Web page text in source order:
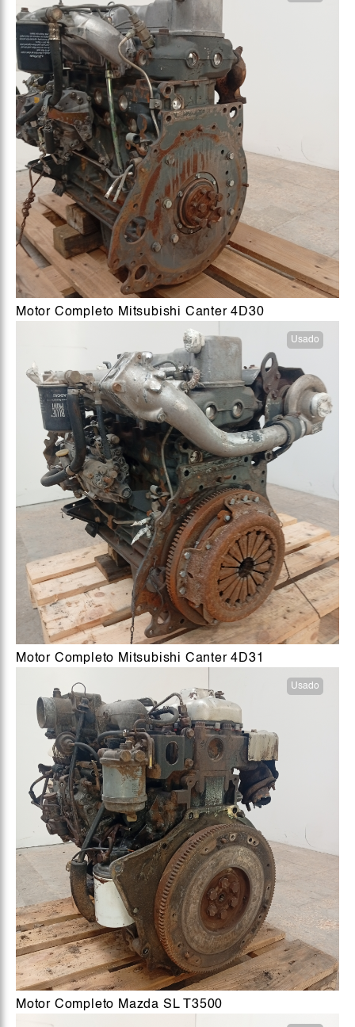
Motor Completo Mitsubishi Canter 4D30
Usado
Motor Completo Mitsubishi Canter 4D31
Usado
Motor Completo Mazda SL T3500